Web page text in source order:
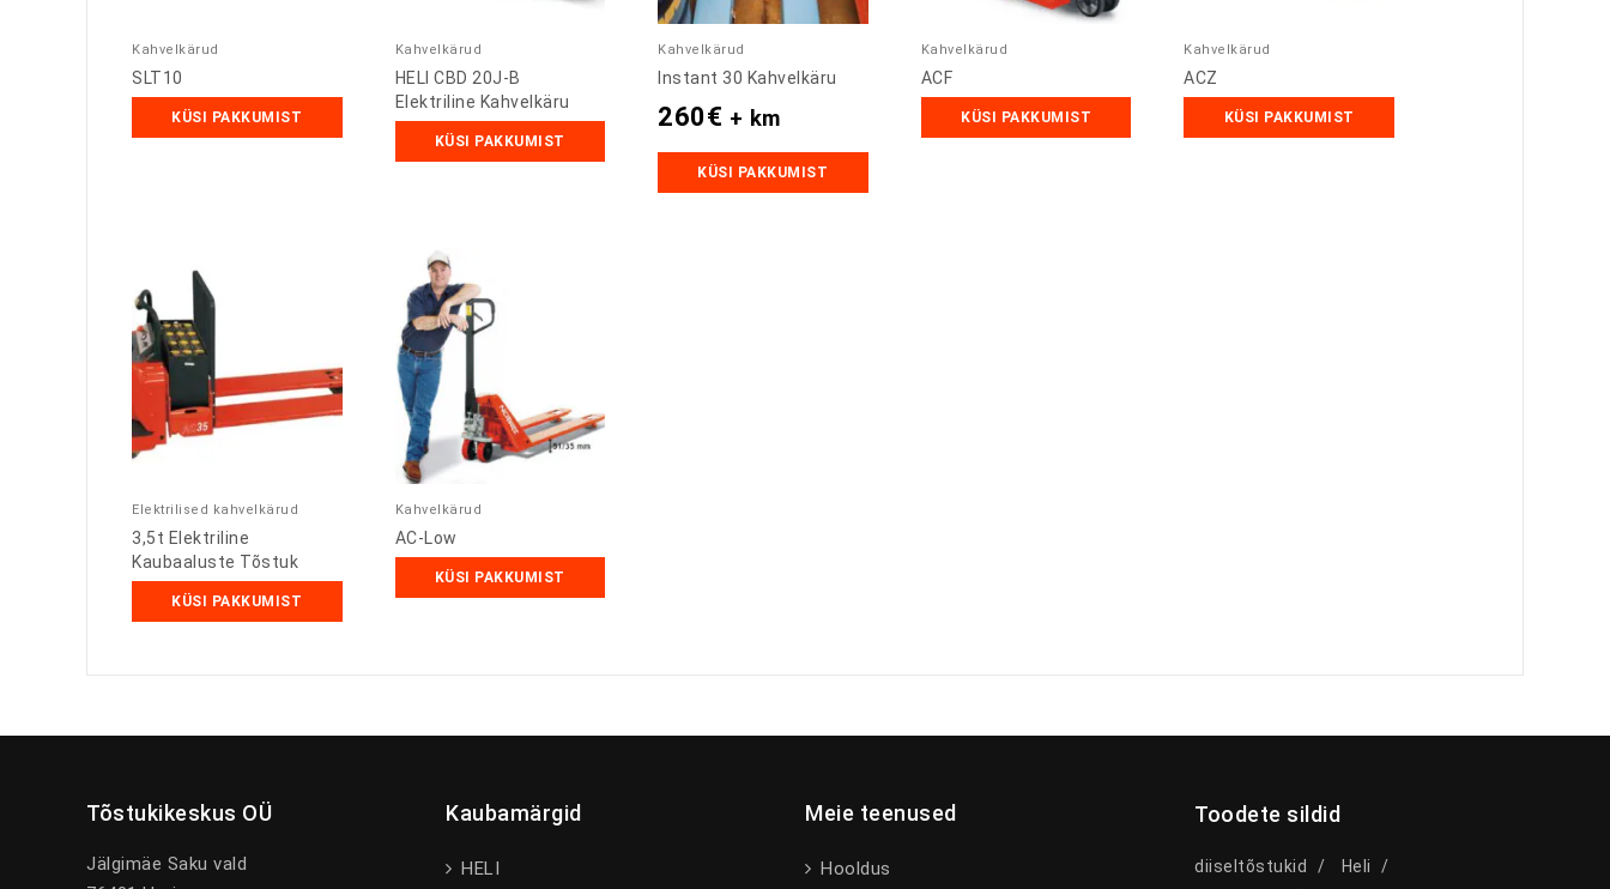
Kahvelkärud
SLT10
KÜSI PAKKUMIST
Kahvelkärud
HELI CBD 20J-B
Elektriline Kahvelkäru
KÜSI PAKKUMIST
Kahvelkärud
Instant 30 Kahvelkäru
260€ + km
KÜSI PAKKUMIST
Kahvelkärud
ACF
KÜSI PAKKUMIST
Kahvelkärud
ACZ
KÜSI PAKKUMIST
Elektrilised kahvelkärud
3,5t Elektriline
Kaubaaluste Tõstuk
KÜSI PAKKUMIST
Kahvelkärud
AC-Low
KÜSI PAKKUMIST
Tõstukikeskus OÜ
Jälgimäe Saku vald
Kaubamärgid
HELI
Meie teenused
Hooldus
Toodete sildid
diiseltõstukid
Heli